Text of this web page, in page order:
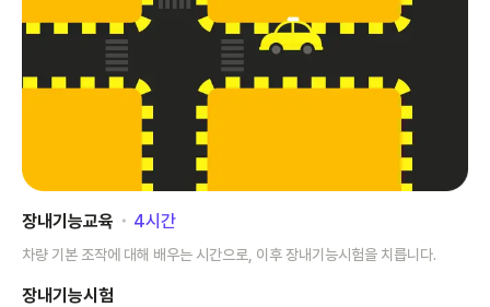
장내기능교육 ･ 4시간
차량 기본 조작에 대해 배우는 시간으로, 이후 장내기능시험을 치릅니다.
장내기능시험